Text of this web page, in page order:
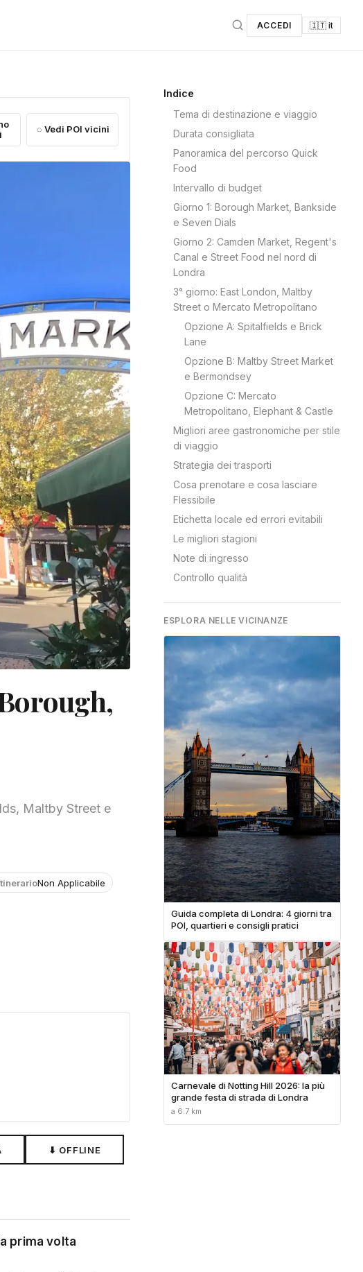
ACCEDI 🇮🇹 it
Vedi POI vicini
Maltby Street e
Non Applicabile
⬇ OFFLINE
prima volta
Indice
Tema di destinazione e viaggio
Durata consigliata
Panoramica del percorso Quick
Food
Intervallo di budget
Giorno 1: Borough Market, Bankside
e Seven Dials
Giorno 2: Camden Market, Regent's
Canal e Street Food nel nord di
Londra
3° giorno: East London, Maltby
Street o Mercato Metropolitano
Opzione A: Spitalfields e Brick
Lane
Opzione B: Maltby Street Market
e Bermondsey
Opzione C: Mercato
Metropolitano, Elephant & Castle
Migliori aree gastronomiche per stile
di viaggio
Strategia dei trasporti
Cosa prenotare e cosa lasciare
Flessibile
Etichetta locale ed errori evitabili
Le migliori stagioni
Note di ingresso
Controllo qualità
ESPLORA NELLE VICINANZE
Guida completa di Londra: 4 giorni tra
POI, quartieri e consigli pratici
Carnevale di Notting Hill 2026: la più
grande festa di strada di Londra
a 6.7 km